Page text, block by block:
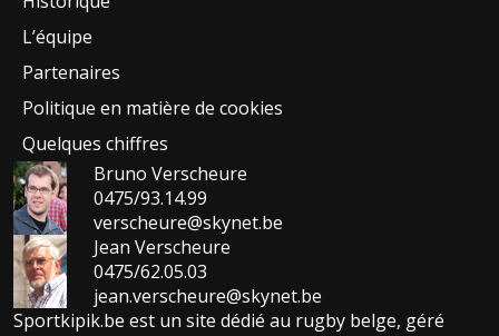
L’équipe
Partenaires
Politique en matière de cookies
Quelques chiffres
Bruno Verscheure
0475/93.14.99
verscheure@skynet.be
Jean Verscheure
0475/62.05.03
jean.verscheure@skynet.be
Sportkipik.be est un site dédié au rugby belge, géré